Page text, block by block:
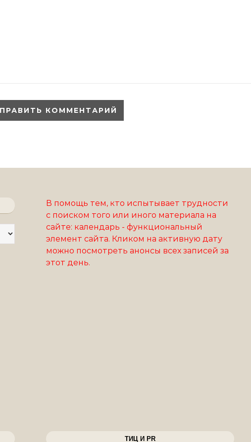
В помощь тем, кто испытывает трудности
с поиском того или иного материала на
сайте: календарь - функциональный
элемент сайта. Кликом на активную дату
можно посмотреть анонсы всех записей за
этот день.
ТИЦ И PR